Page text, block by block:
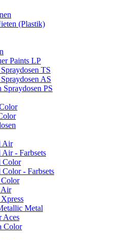
(Plastik)
Paints LP
TS
AS
PS
Air
- Farbsets
Color
- Farbsets
Air
Metal
Aces
Color